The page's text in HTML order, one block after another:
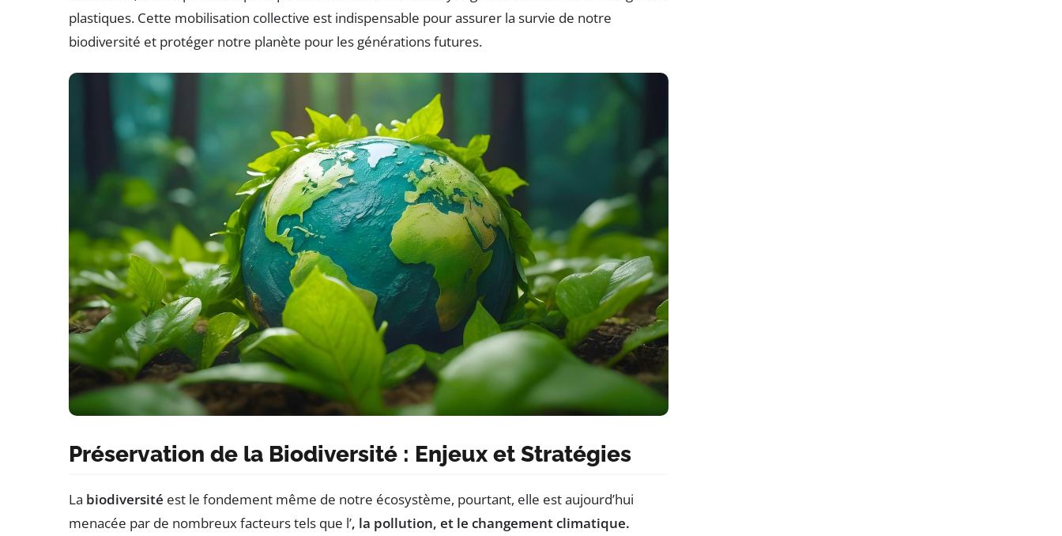
plastiques. Cette mobilisation collective est indispensable pour assurer la survie de notre
biodiversité et protéger notre planète pour les générations futures.
Préservation de la Biodiversité : Enjeux et Stratégies
La biodiversité est le fondement même de notre écosystème, pourtant, elle est aujourd’hui
menacée par de nombreux facteurs tels que l’, la pollution, et le changement climatique.